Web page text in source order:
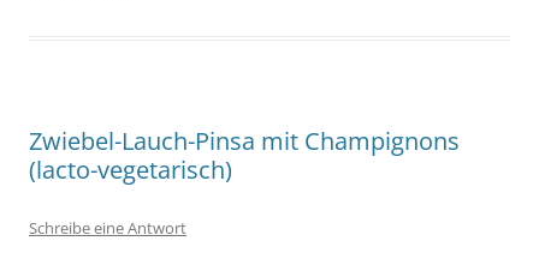
Zwiebel-Lauch-Pinsa mit Champignons
(lacto-vegetarisch)
Schreibe eine Antwort